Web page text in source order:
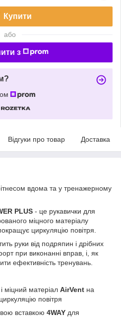
Купити
або
з
Відгуки про товар Доставка
вдома та у тренажерному
PLUS - це рукавички для
міцного матеріалу
циркуляцію повітря.
руки від подряпин і дрібних
при виконанні вправ, і, як
ефективність тренувань.
міцний матеріал AirVent на
повітря
вставкою 4WAY для